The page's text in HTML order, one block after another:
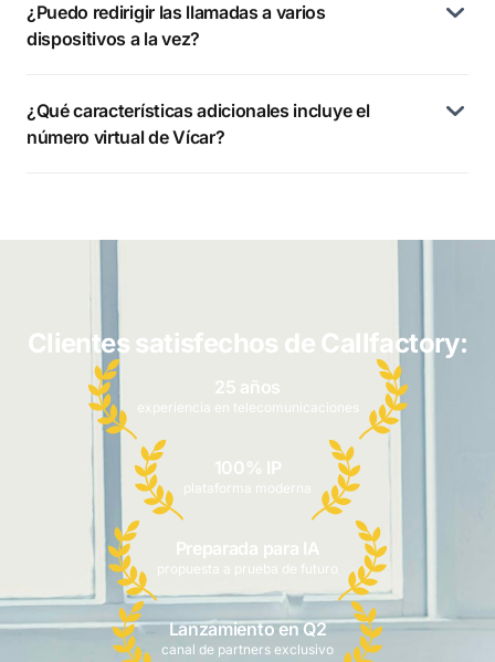
¿Puedo redirigir las llamadas a varios
dispositivos a la vez?
¿Qué características adicionales incluye el
número virtual de Vícar?
Clientes satisfechos de Callfactory:
25 años
experiencia en telecomunicaciones
100% IP
plataforma moderna
Preparada para IA
propuesta a prueba de futuro
Lanzamiento en Q2
canal de partners exclusivo